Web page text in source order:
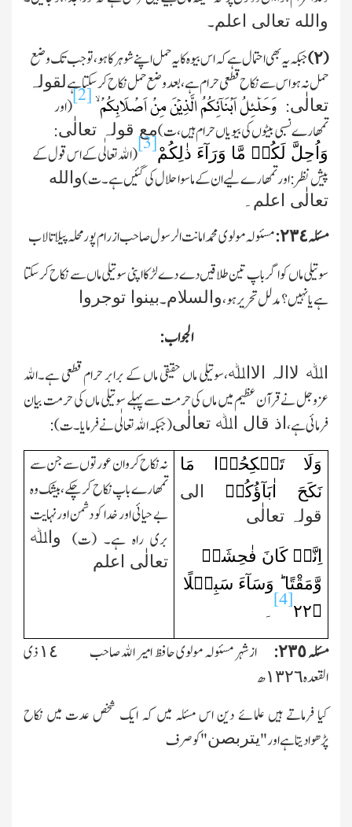
والله تعالی اعلم۔
(٢)
جبکہ یہ بھی احتمال ہے کہ اس بیوہ کا یہ حمل اپنے شوہر کا ہو،تو جب تك وضع
حمل نہ ہو اس سے نکاح قطعی حرام ہے، بعدوضع حمل نکاح کرسکتا ہےلقولہ
تعالٰی: وَحَلٰٓئِلُ اَبْنَآئِکُمُ الَّذِیۡنَ مِنْ اَصْلَابِکُمْ ۙ [2](اور
تمھارے نسبی بیٹوں کی بیویاں حرام ہیں،ت)مع قولہ تعالٰی:
وَاُحِلَّ لَکُمۡ مَّا وَرَآءَ ذٰلِکُمْ[3](الله تعالٰی کے اس قول کے
پیش نظر: اور تمھارے لیے ان کے ماسوا حلال کی گئیں ہے۔ت)والله
تعالٰی اعلم۔
مسئلہ٢٣٤:
مسئولہ مولوی محمد امانت الرسول صاحب از رام پور محلہ پیلاتالاب
سوتیلی ماں کو اگر باپ تین طلاقیں دے دے لڑکا اپنی سوتیلی ماں سے نکاح کرسکتا
ہے یا نہیں؟ مدلل تحریرہو،والسلام۔بینوا توجروا
الجواب:
اﷲ لاالہ الااﷲ،سوتیلی ماں حقیقی ماں کے برابر حرام قطعی ہے۔الله
عزوجل نے قرآن عظیم میں ماں کی حرمت سے پہلے سوتیلی ماں کی حرمت بیان
فرمائی ہے، اذ قال اﷲ تعالٰی(جبکہ الله تعالٰی نے فرمایا۔ت):
وَلَا تَنۡکِحُوۡا مَا
نَکَحَ اٰبَآؤُکُمۡ
الی
قولہ تعالٰی
اِنَّہٗ کَانَ فٰحِشَۃً
وَّمَقْتًا ؕ وَسَآءَ سَبِیۡلًا
﴿۲۲[4]
۔
نہ نکاح کرو ان عورتوں سے جن سے
تمھارے باپ نکاح کرچکے، بیشك وہ
بے حیائی اور خدا کو دشمن اور نہایت
بری راہ ہے۔ (ت)واﷲ
تعالٰی اعلم
مسئلہ ٢٣٥:
ازشہر مسئولہ مولوی حافظ امیر الله صاحب ١٤ ذی
القعدہ ١٣٢٦ھ
کیا فرماتے ہیں علمائے دین اس مسئلہ میں کہ ایك شخص عدت میں نکاح
پڑھوادیتاہے اور"یتربصن"کو صرف